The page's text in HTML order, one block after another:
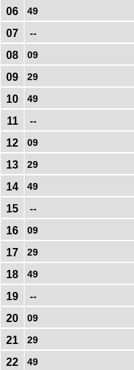
06 49
07 --
08 09
09 29
10 49
11 --
12 09
13 29
14 49
15 --
16 09
17 29
18 49
19 --
20 09
21 29
22 49